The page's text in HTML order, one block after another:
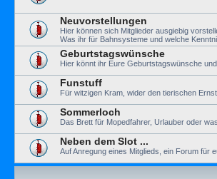
Neuvorstellungen
Hier können sich Mitglieder ausgiebig
Was ihr für Bahnsysteme und welche
Geburtstagswünsche
Hier könnt ihr Eure Geburtstagswünsche
Funstuff
Für witzigen Kram, wider den tierischen
Sommerloch
Das Brett für Mopedfahrer, Urlauber oder
Neben dem Slot ...
Auf Anregung eines Mitglieds, ein Forum für